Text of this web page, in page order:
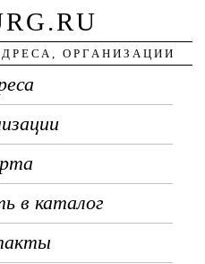
ОРГАНИЗАЦИИ
в каталог